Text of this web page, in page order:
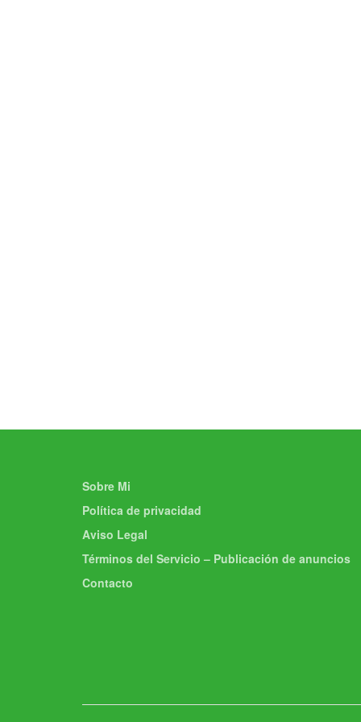
Sobre Mi
Política de privacidad
Aviso Legal
Términos del Servicio – Publicación de anuncios
Contacto